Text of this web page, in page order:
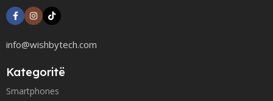
info@wishbytech.com
Kategoritë
Smartphones